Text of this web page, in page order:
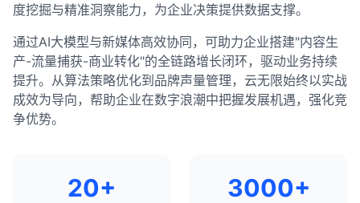
度挖掘与精准洞察能力，为企业决策提供数据支撑。
通过AI大模型与新媒体高效协同，可助力企业搭建"内容生
产-流量捕获-商业转化"的全链路增长闭环，驱动业务持续
提升。从算法策略优化到品牌声量管理，云无限始终以实战
成效为导向，帮助企业在数字浪潮中把握发展机遇，强化竞
争优势。
20+ 3000+